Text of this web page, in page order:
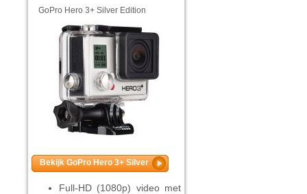
GoPro Hero 3+ Silver Edition
Bekijk GoPro Hero 3+ Silver
Full-HD (1080p) video met